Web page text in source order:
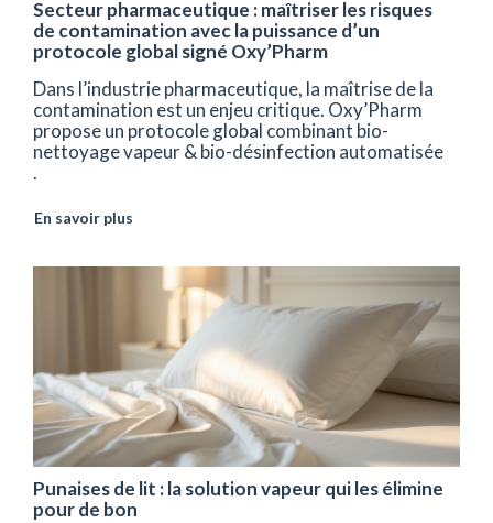
Secteur pharmaceutique : maîtriser les risques
de contamination avec la puissance d’un
protocole global signé Oxy’Pharm
Dans l’industrie pharmaceutique, la maîtrise de la
contamination est un enjeu critique. Oxy’Pharm
propose un protocole global combinant bio-
nettoyage vapeur & bio-désinfection automatisée
.
En savoir plus
Punaises de lit : la solution vapeur qui les élimine
pour de bon